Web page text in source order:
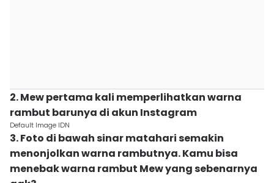
2. Mew pertama kali memperlihatkan warna
rambut barunya di akun Instagram
Default Image IDN
3. Foto di bawah sinar matahari semakin
menonjolkan warna rambutnya. Kamu bisa
menebak warna rambut Mew yang sebenarnya